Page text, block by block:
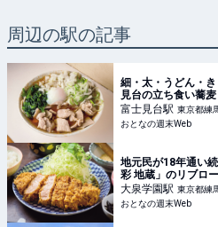
周辺の駅の記事
細・太・うどん・
見台の立ち食い蕎
富士見台駅 東京都練
おとなの週末Web
地元民が18年通い
彩 地蔵」のリブロ
特別感を添えてく
大泉学園駅 東京都練
おとなの週末Web